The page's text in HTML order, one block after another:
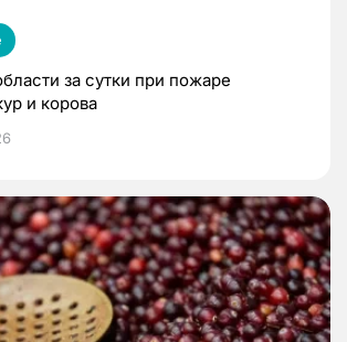
за сутки при пожаре
и корова